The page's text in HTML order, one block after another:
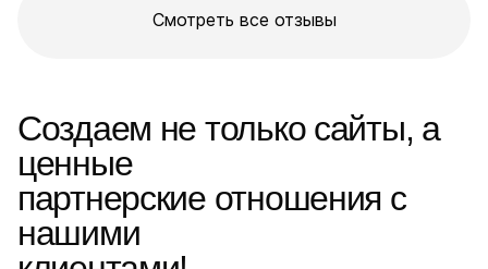
Смотреть все отзывы
Создаем не только сайты, а
ценные
партнерские отношения с
нашими